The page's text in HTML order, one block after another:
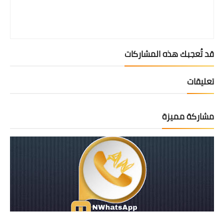
قد تُعجبك هذه المشاركات
تعليقات
مشاركة مميزة